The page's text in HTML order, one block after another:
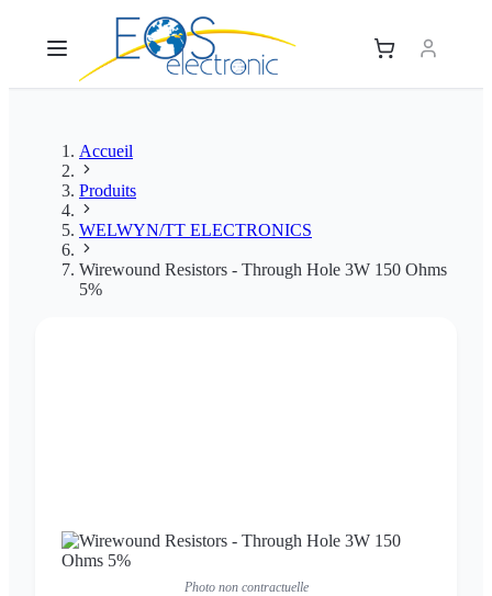
Accueil
Produits
WELWYN/TT ELECTRONICS
Wirewound Resistors - Through Hole 3W 150 Ohms
5%
Photo non contractuelle